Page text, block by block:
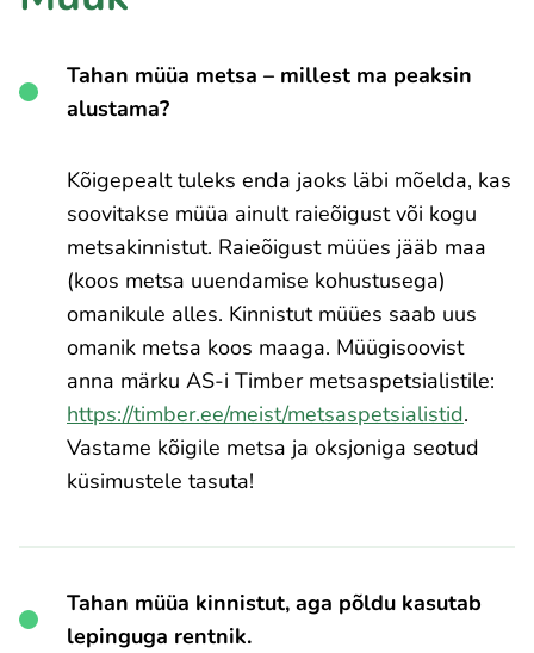
Tahan müüa metsa – millest ma peaksin
alustama?
Kõigepealt tuleks enda jaoks läbi mõelda, kas
soovitakse müüa ainult raieõigust või kogu
metsakinnistut. Raieõigust müües jääb maa
(koos metsa uuendamise kohustusega)
omanikule alles. Kinnistut müües saab uus
omanik metsa koos maaga. Müügisoovist
anna märku AS-i Timber metsaspetsialistile:
https://timber.ee/meist/metsaspetsialistid.
Vastame kõigile metsa ja oksjoniga seotud
küsimustele tasuta!
Tahan müüa kinnistut, aga põldu kasutab
lepinguga rentnik.